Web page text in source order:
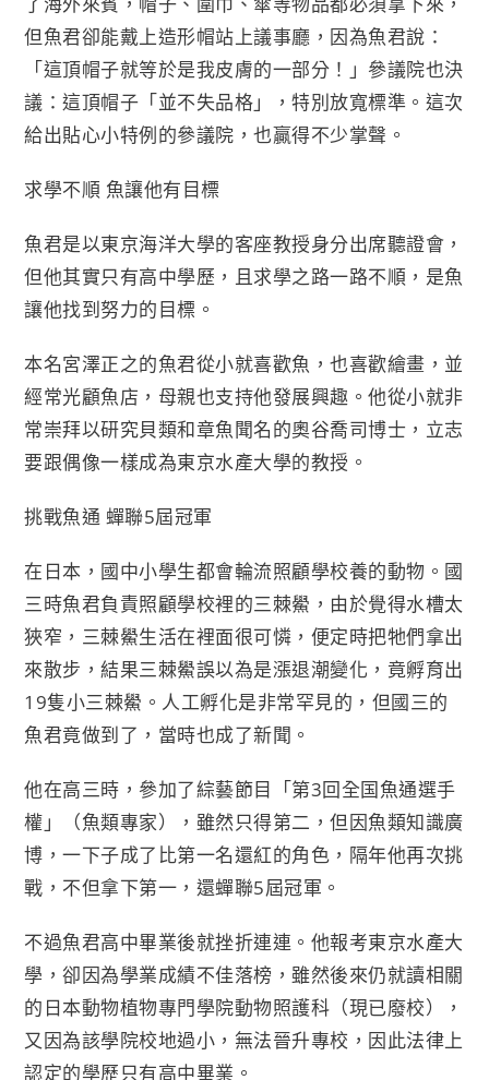
但魚君卻能戴上造形帽站上議事廳，因為魚君說：
「這頂帽子就等於是我皮膚的一部分！」參議院也決
議：這頂帽子「並不失品格」，特別放寬標準。這次
給出貼心小特例的參議院，也贏得不少掌聲。
求學不順 魚讓他有目標
魚君是以東京海洋大學的客座教授身分出席聽證會，
但他其實只有高中學歷，且求學之路一路不順，是魚
讓他找到努力的目標。
本名宮澤正之的魚君從小就喜歡魚，也喜歡繪畫，並
經常光顧魚店，母親也支持他發展興趣。他從小就非
常崇拜以研究貝類和章魚聞名的奧谷喬司博士，立志
要跟偶像一樣成為東京水產大學的教授。
挑戰魚通 蟬聯5屆冠軍
在日本，國中小學生都會輪流照顧學校養的動物。國
三時魚君負責照顧學校裡的三棘鱟，由於覺得水槽太
狹窄，三棘鱟生活在裡面很可憐，便定時把牠們拿出
來散步，結果三棘鱟誤以為是漲退潮變化，竟孵育出
19隻小三棘鱟。人工孵化是非常罕見的，但國三的
魚君竟做到了，當時也成了新聞。
他在高三時，參加了綜藝節目「第3回全国魚通選手
權」（魚類專家），雖然只得第二，但因魚類知識廣
博，一下子成了比第一名還紅的角色，隔年他再次挑
戰，不但拿下第一，還蟬聯5屆冠軍。
不過魚君高中畢業後就挫折連連。他報考東京水產大
學，卻因為學業成績不佳落榜，雖然後來仍就讀相關
的日本動物植物專門學院動物照護科（現已廢校），
又因為該學院校地過小，無法晉升專校，因此法律上
認定的學歷只有高中畢業。